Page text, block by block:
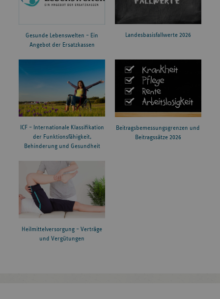
Gesunde Lebenswelten – Ein
Angebot der Ersatzkassen
Landesbasisfallwerte 2026
ICF – Internationale Klassifikation
der Funktionsfähigkeit,
Behinderung und Gesundheit
Beitragsbemessungsgrenzen und
Beitragssätze 2026
Heilmittelversorgung – Verträge
und Vergütungen